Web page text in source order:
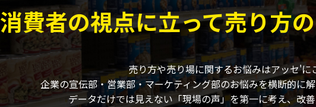
消費者の視点に立って売り方
売り方や売り場に関するお悩みはアッセ'に
企業の宣伝部・営業部・マーケティング部のお悩みを横断的に
データだけでは見えない「現場の声」を第一に考え、改